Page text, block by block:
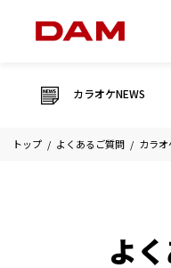
カラオケNEWS
トップ よくあるご質問 カラ
よ